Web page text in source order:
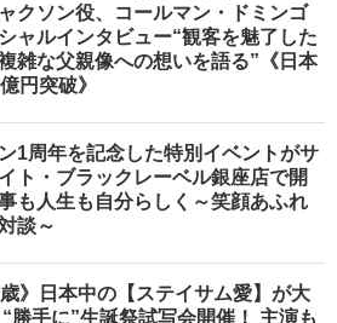
クソン役、コールマン・ドミンゴ
ャルインタビュー“観客を魅了した
雑な父親像への想いを語る”《日本
円突破》
1周年を記念した特別イベントがサ
ト・ブラックレーベル銀座店で開
も人生も自分らしく～笑顔あふれ
談～
歳》日本中の【ステイサム愛】が大
勝手に”生誕祭試写会開催！ 主演も